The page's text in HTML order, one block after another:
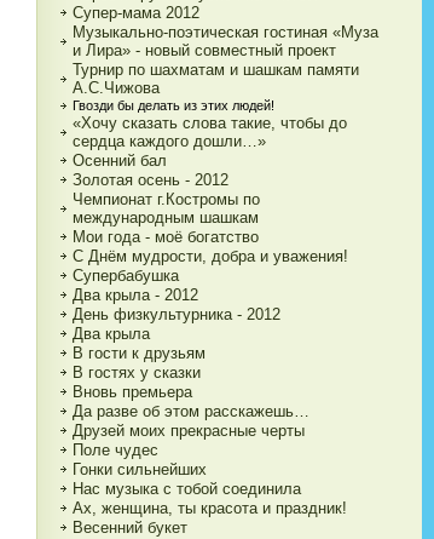
Супер-мама 2012
Музыкально-поэтическая гостиная «Муза
и Лира» - новый совместный проект
Турнир по шахматам и шашкам памяти
А.С.Чижова
Гвозди бы делать из этих людей!
«Хочу сказать слова такие, чтобы до
сердца каждого дошли…»
Осенний бал
Золотая осень - 2012
Чемпионат г.Костромы по
международным шашкам
Мои года - моё богатство
С Днём мудрости, добра и уважения!
Супербабушка
Два крыла - 2012
День физкультурника - 2012
Два крыла
В гости к друзьям
В гостях у сказки
Вновь премьера
Да разве об этом расскажешь…
Друзей моих прекрасные черты
Поле чудес
Гонки сильнейших
Нас музыка с тобой соединила
Ах, женщина, ты красота и праздник!
Весенний букет